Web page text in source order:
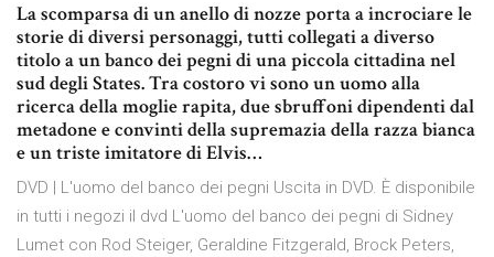
La scomparsa di un anello di nozze porta a incrociare le
storie di diversi personaggi, tutti collegati a diverso
titolo a un banco dei pegni di una piccola cittadina nel
sud degli States. Tra costoro vi sono un uomo alla
ricerca della moglie rapita, due sbruffoni dipendenti dal
metadone e convinti della supremazia della razza bianca
e un triste imitatore di Elvis…
DVD | L'uomo del banco dei pegni Uscita in DVD. È disponibile
in tutti i negozi il dvd L'uomo del banco dei pegni di Sidney
Lumet con Rod Steiger, Geraldine Fitzgerald, Brock Peters,